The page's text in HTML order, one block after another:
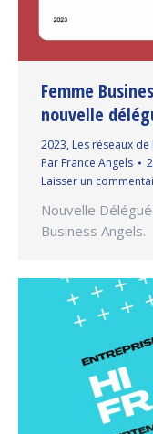
Femme
nouvelle
2023, Les réseaux
Par France Angels
Laisser un
Nouvelle
Business Angels.